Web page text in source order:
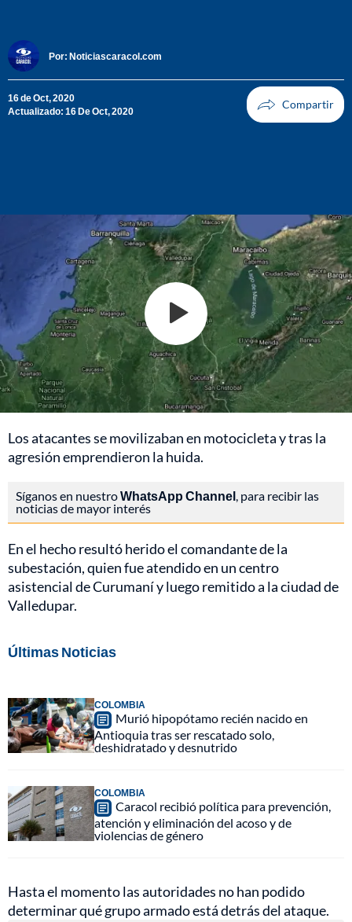
Por: Noticiascaracol.com
16 de Oct, 2020
Actualizado: 16 De Oct, 2020
Los atacantes se movilizaban en motocicleta y tras la
agresión emprendieron la huida.
Síganos en nuestroWhatsApp Channel , para recibir las
noticias de mayor interés
En el hecho resultó herido el comandante de la
subestación, quien fue atendido en un centro
asistencial de Curumaní y luego remitido a la ciudad de
Valledupar.
Últimas Noticias
COLOMBIA
Murió hipopótamo recién nacido en
Antioquia tras ser rescatado solo,
deshidratado y desnutrido
COLOMBIA
Caracol recibió política para prevención,
atención y eliminación del acoso y de
violencias de género
Hasta el momento las autoridades no han podido
determinar qué grupo armado está detrás del ataque.